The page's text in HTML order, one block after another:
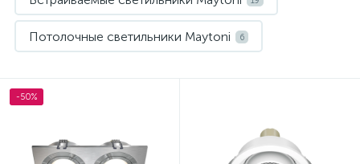
Потолочные светильники Maytoni 6
-50%